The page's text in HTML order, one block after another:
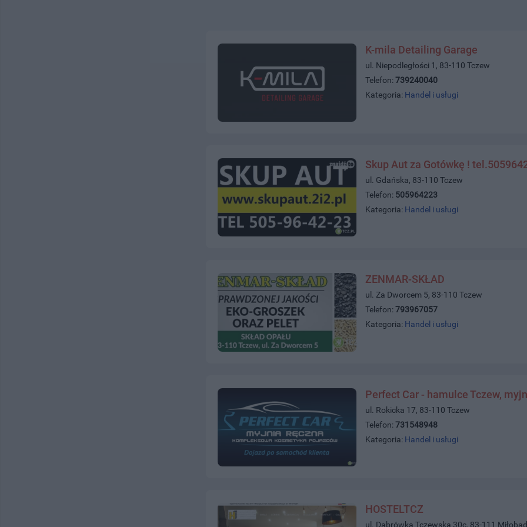
K-mila Detailing Garage
ul. Niepodległości 1, 83-110 Tczew
Telefon:739240040
Kategoria: Handel i usługi
Skup Aut za Gotówkę !
ul. Gdańska, 83-110 Tczew
Telefon: 505964223
Kategoria: Handel i usługi
ZENMAR-SKŁAD
ul. Za Dworcem 5, 83-110 Tczew
Telefon:793967057
Kategoria: Handel i usługi
Perfect Car - hamulce Tczew,
ul. Rokicka 17, 83-110 Tczew
Telefon:731548948
Kategoria: Handel i usługi
HOSTELTCZ
ul. Dabrówka Tczewska 30c, 83-111